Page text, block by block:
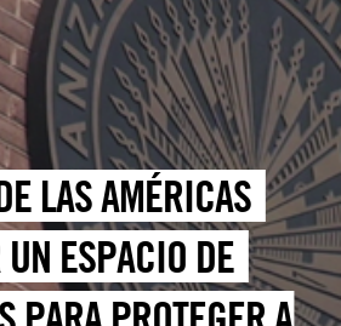
LAS AMÉRICAS
ESPACIO DE